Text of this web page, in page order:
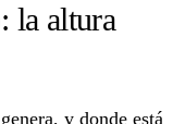
la altura
y donde está